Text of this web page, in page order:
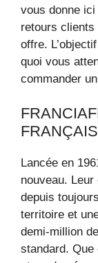
vous donne
retours
offre.
quoi vous
commander
Lancée en
nouveau.
depuis
territoire et
demi-million
standard.